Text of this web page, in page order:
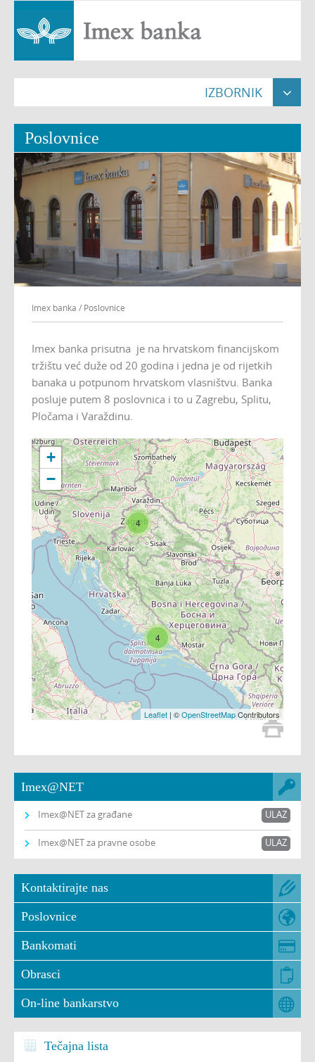
IZBORNIK 
Naslovna
Građani 
Pravne osobe 
Poslovnice 
O nama 
Nekretnine
Poslovnice
Imex banka / Poslovnice
Imex banka prisutna je na hrvatskom financijskom
tržištu već duže od 20 godina i jedna je od rijetkih
banaka u potpunom hrvatskom vlasništvu. Banka
posluje putem 8 poslovnica i to u Zagrebu, Splitu,
Pločama i Varaždinu.
4
4
+
−
Leaflet | ©OpenStreetMapContributors
Imex@NET
Imex@NET za građane ULAZ
Imex@NET za pravne osobe ULAZ
Kontaktirajte nas
Poslovnice
Bankomati
Obrasci
On-line bankarstvo
Tečajna lista